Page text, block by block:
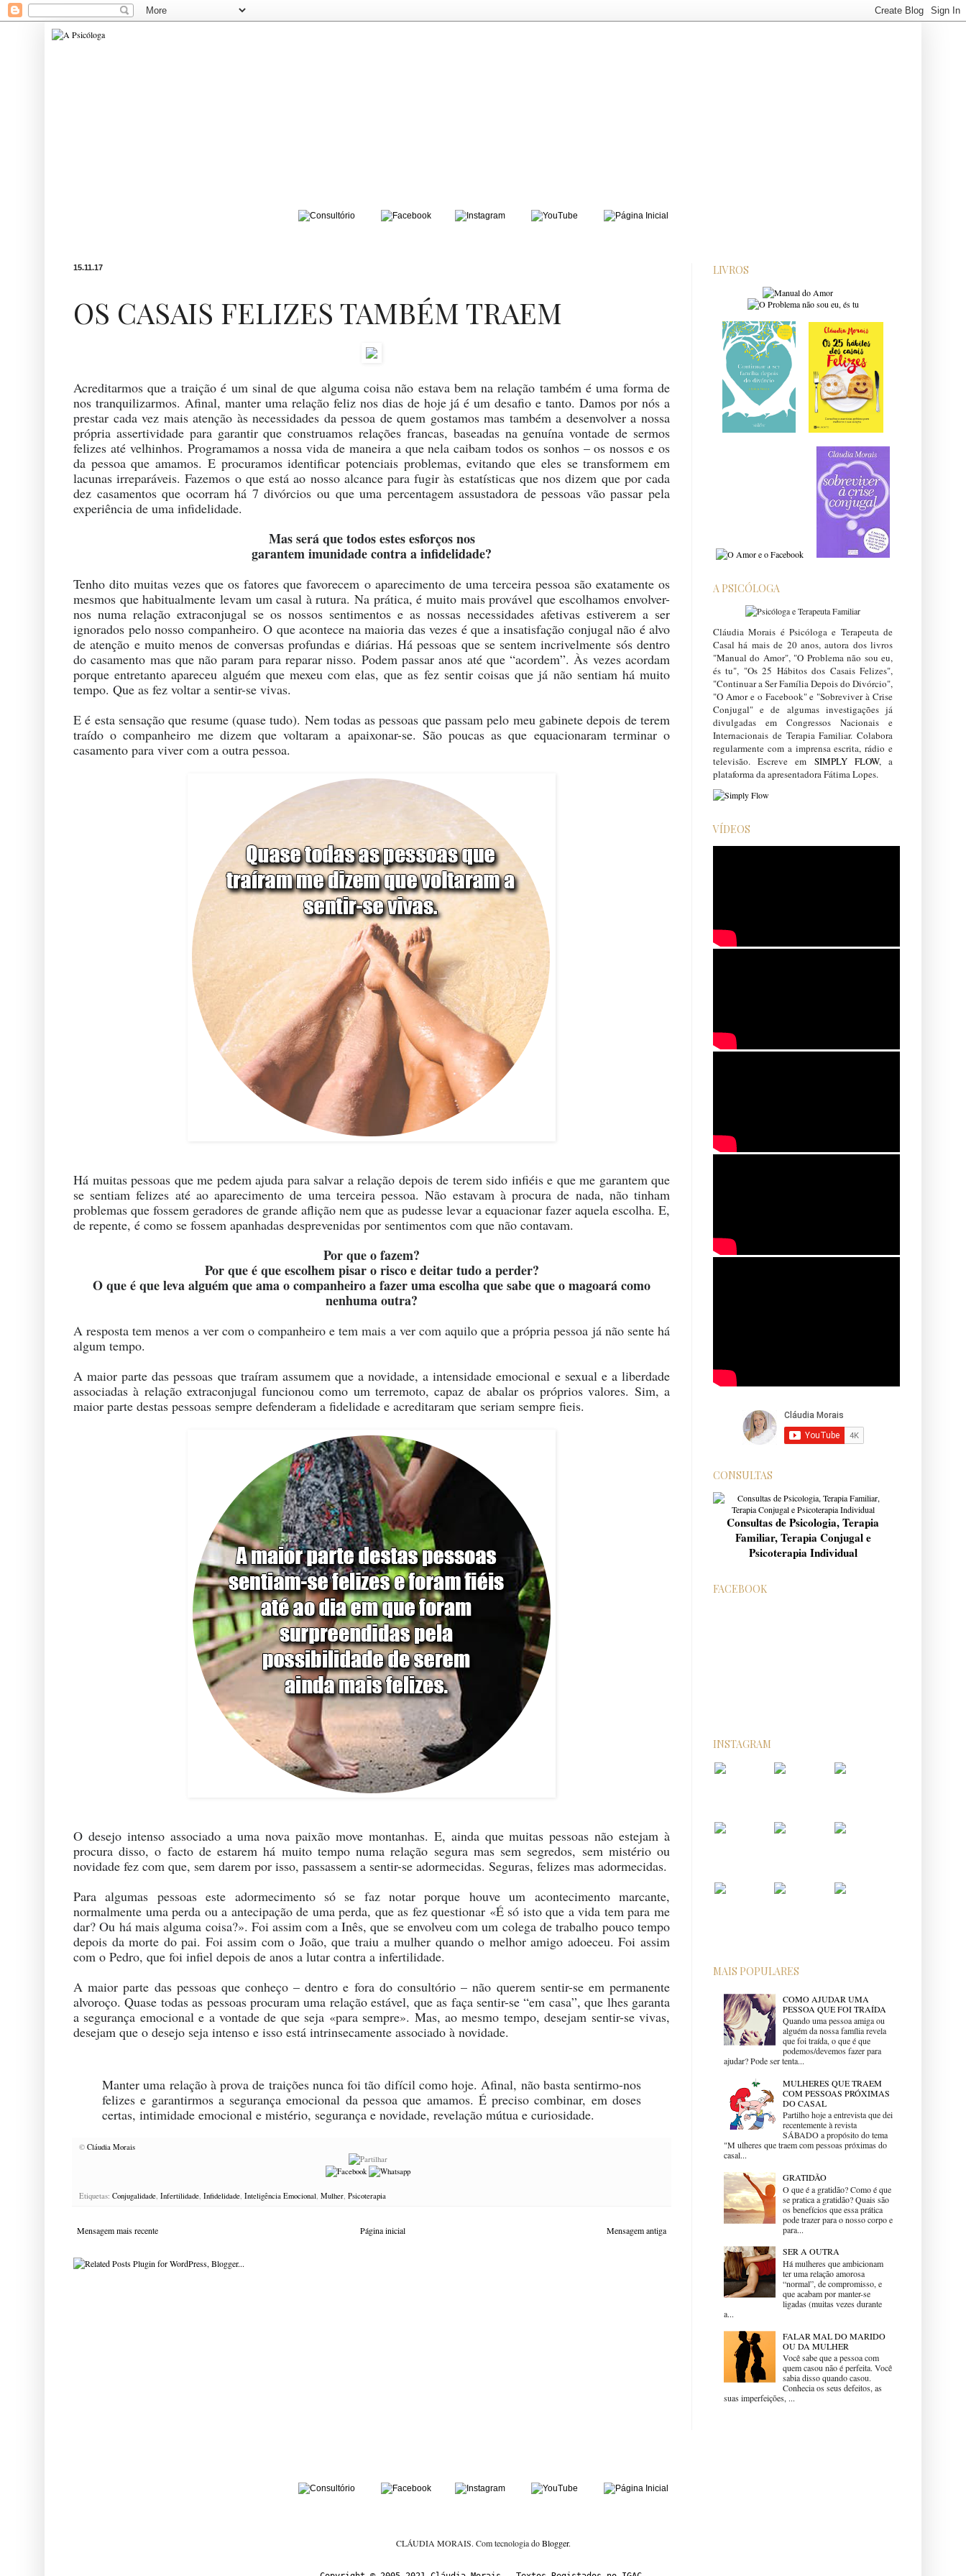
15.11.17
OS CASAIS FELIZES TAMBÉM TRAEM
Acreditarmos que a traição é um sinal de que alguma coisa não estava bem na relação também é uma forma de
nos tranquilizarmos. Afinal, manter uma relação feliz nos dias de hoje já é um desafio e tanto. Damos por nós a
prestar cada vez mais atenção às necessidades da pessoa de quem gostamos mas também a desenvolver a nossa
própria assertividade para garantir que construamos relações francas, baseadas na genuína vontade de sermos
felizes até velhinhos. Programamos a nossa vida de maneira a que nela caibam todos os sonhos – os nossos e os
da pessoa que amamos. E procuramos identificar potenciais problemas, evitando que eles se transformem em
lacunas irreparáveis. Fazemos o que está ao nosso alcance para fugir às estatísticas que nos dizem que por cada
dez casamentos que ocorram há 7 divórcios ou que uma percentagem assustadora de pessoas vão passar pela
experiência de uma infidelidade.
Mas será que todos estes esforços nos
garantem imunidade contra a infidelidade?
Tenho dito muitas vezes que os fatores que favorecem o aparecimento de uma terceira pessoa são exatamente os
mesmos que habitualmente levam um casal à rutura. Na prática, é muito mais provável que escolhamos envolver-
nos numa relação extraconjugal se os nossos sentimentos e as nossas necessidades afetivas estiverem a ser
ignorados pelo nosso companheiro. O que acontece na maioria das vezes é que a insatisfação conjugal não é alvo
de atenção e muito menos de conversas profundas e diárias. Há pessoas que se sentem incrivelmente sós dentro
do casamento mas que não param para reparar nisso. Podem passar anos até que “acordem”. Às vezes acordam
porque entretanto apareceu alguém que mexeu com elas, que as fez sentir coisas que já não sentiam há muito
tempo. Que as fez voltar a sentir-se vivas.
E é esta sensação que resume (quase tudo). Nem todas as pessoas que passam pelo meu gabinete depois de terem
traído o companheiro me dizem que voltaram a apaixonar-se. São poucas as que equacionaram terminar o
casamento para viver com a outra pessoa.
Há muitas pessoas que me pedem ajuda para salvar a relação depois de terem sido infiéis e que me garantem que
se sentiam felizes até ao aparecimento de uma terceira pessoa. Não estavam à procura de nada, não tinham
problemas que fossem geradores de grande aflição nem que as pudesse levar a equacionar fazer aquela escolha. E,
de repente, é como se fossem apanhadas desprevenidas por sentimentos com que não contavam.
Por que o fazem?
Por que é que escolhem pisar o risco e deitar tudo a perder?
O que é que leva alguém que ama o companheiro a fazer uma escolha que sabe que o magoará como
nenhuma outra?
A resposta tem menos a ver com o companheiro e tem mais a ver com aquilo que a própria pessoa já não sente há
algum tempo.
A maior parte das pessoas que traíram assumem que a novidade, a intensidade emocional e sexual e a liberdade
associadas à relação extraconjugal funcionou como um terremoto, capaz de abalar os próprios valores. Sim, a
maior parte destas pessoas sempre defenderam a fidelidade e acreditaram que seriam sempre fieis.
O desejo intenso associado a uma nova paixão move montanhas. E, ainda que muitas pessoas não estejam à
procura disso, o facto de estarem há muito tempo numa relação segura mas sem segredos, sem mistério ou
novidade fez com que, sem darem por isso, passassem a sentir-se adormecidas. Seguras, felizes mas adormecidas.
Para algumas pessoas este adormecimento só se faz notar porque houve um acontecimento marcante,
normalmente uma perda ou a antecipação de uma perda, que as fez questionar «É só isto que a vida tem para me
dar? Ou há mais alguma coisa?». Foi assim com a Inês, que se envolveu com um colega de trabalho pouco tempo
depois da morte do pai. Foi assim com o João, que traiu a mulher quando o melhor amigo adoeceu. Foi assim
com o Pedro, que foi infiel depois de anos a lutar contra a infertilidade.
A maior parte das pessoas que conheço – dentro e fora do consultório – não querem sentir-se em permanente
alvoroço. Quase todas as pessoas procuram uma relação estável, que as faça sentir-se “em casa”, que lhes garanta
a segurança emocional e a vontade de que seja «para sempre». Mas, ao mesmo tempo, desejam sentir-se vivas,
desejam que o desejo seja intenso e isso está intrinsecamente associado à novidade.
Manter uma relação à prova de traições nunca foi tão difícil como hoje. Afinal, não basta sentirmo-nos
felizes e garantirmos a segurança emocional da pessoa que amamos. É preciso combinar, em doses
certas, intimidade emocional e mistério, segurança e novidade, revelação mútua e curiosidade.
© Cláudia Morais
Etiquetas: Conjugalidade, Infertilidade, Infidelidade, Inteligência Emocional, Mulher, Psicoterapia
Mensagem mais recente Mensagem antiga
Página inicial
LIVROS
A PSICÓLOGA
Cláudia Morais é Psicóloga e Terapeuta de
Casal há mais de 20 anos, autora dos livros
"Manual do Amor", "O Problema não sou eu,
és tu", "Os 25 Hábitos dos Casais Felizes",
"Continuar a Ser Família Depois do Divórcio",
"O Amor e o Facebook" e "Sobreviver à Crise
Conjugal" e de algumas investigações já
divulgadas em Congressos Nacionais e
Internacionais de Terapia Familiar. Colabora
regularmente com a imprensa escrita, rádio e
televisão. Escreve em SIMPLY FLOW, a
plataforma da apresentadora Fátima Lopes.
VÍDEOS
CONSULTAS
Consultas de Psicologia, Terapia
Familiar, Terapia Conjugal e
Psicoterapia Individual
FACEBOOK
INSTAGRAM
MAIS POPULARES
COMO AJUDAR UMA
PESSOA QUE FOI TRAÍDA
Quando uma pessoa amiga ou
alguém da nossa família revela
que foi traída, o que é que
podemos/devemos fazer para
ajudar? Pode ser tenta...
MULHERES QUE TRAEM
COM PESSOAS PRÓXIMAS
DO CASAL
Partilho hoje a entrevista que dei
recentemente à revista
SÁBADO a propósito do tema
"M ulheres que traem com pessoas próximas do
casal...
GRATIDÃO
O que é a gratidão? Como é que
se pratica a gratidão? Quais são
os benefícios que essa prática
pode trazer para o nosso corpo e
para...
SER A OUTRA
Há mulheres que ambicionam
ter uma relação amorosa
“normal”, de compromisso, e
que acabam por manter-se
ligadas (muitas vezes durante
a...
FALAR MAL DO MARIDO
OU DA MULHER
Você sabe que a pessoa com
quem casou não é perfeita. Você
sabia disso quando casou.
Conhecia os seus defeitos, as
suas imperfeições, ...
CLÁUDIA MORAIS. Com tecnologia doBlogger.